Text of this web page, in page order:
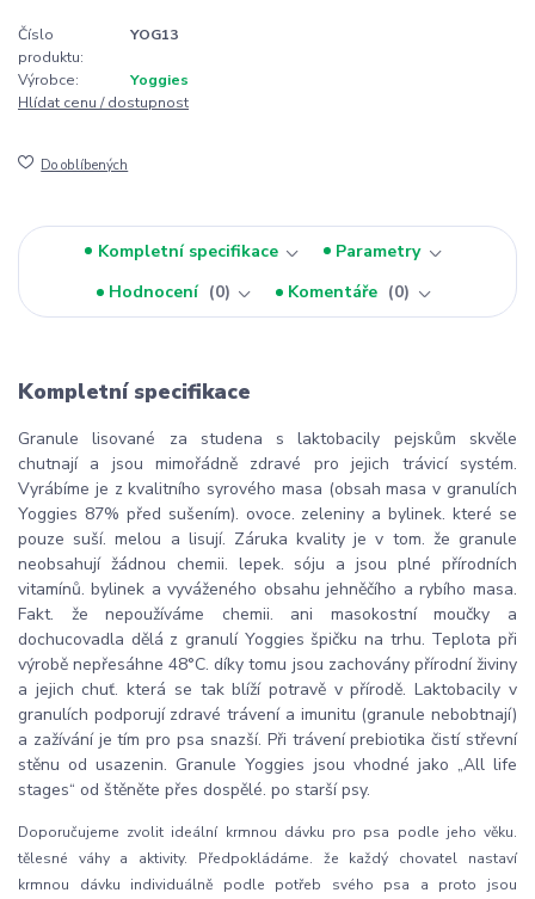
Číslo
produktu:
YOG13
Výrobce:
Yoggies
Hlídat cenu / dostupnost
Do oblíbených
Kompletní specifikace
Parametry
Hodnocení
0 Komentáře 0
Kompletní specifikace
Granule lisované za studena s laktobacily pejskům skvěle
chutnají a jsou mimořádně zdravé pro jejich trávicí systém.
Vyrábíme je z kvalitního syrového masa (obsah masa v granulích
Yoggies 87% před sušením). ovoce. zeleniny a bylinek. které se
pouze suší. melou a lisují. Záruka kvality je v tom. že granule
neobsahují žádnou chemii. lepek. sóju a jsou plné přírodních
vitamínů. bylinek a vyváženého obsahu jehněčího a rybího masa.
Fakt. že nepoužíváme chemii. ani masokostní moučky a
dochucovadla dělá z granulí Yoggies špičku na trhu. Teplota při
výrobě nepřesáhne 48°C. díky tomu jsou zachovány přírodní živiny
a jejich chuť. která se tak blíží potravě v přírodě. Laktobacily v
granulích podporují zdravé trávení a imunitu (granule nebobtnají)
a zažívání je tím pro psa snazší. Při trávení prebiotika čistí střevní
stěnu od usazenin. Granule Yoggies jsou vhodné jako „All life
stages“ od štěněte přes dospělé. po starší psy.
Doporučujeme zvolit ideální krmnou dávku pro psa podle jeho věku.
tělesné váhy a aktivity. Předpokládáme. že každý chovatel nastaví
krmnou dávku individuálně podle potřeb svého psa a proto jsou